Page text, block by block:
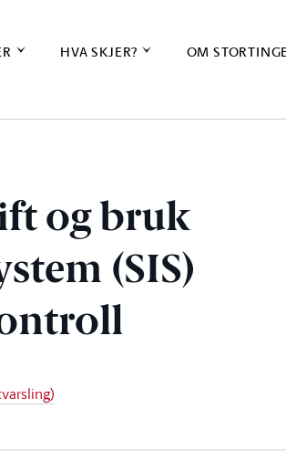
HVA SKJER? OM
og bruk
(SIS)